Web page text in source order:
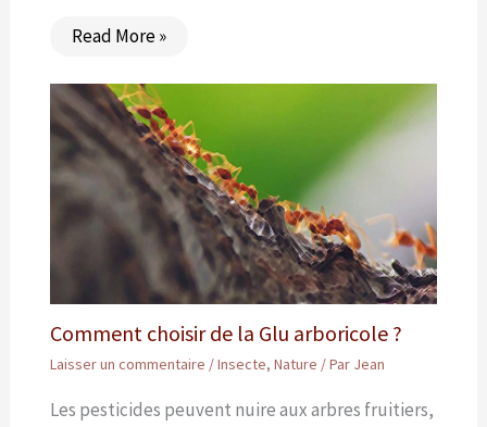
Read More »
Comment choisir de la Glu arboricole ?
Laisser un commentaire /Insecte, Nature / Par Jean
Les pesticides peuvent nuire aux arbres fruitiers,